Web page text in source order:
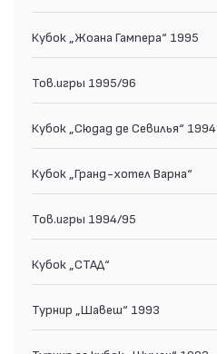
Кубок „Жоана Гампера“ 1995
Тов.игры 1995/96
Кубок „Сюдад де Севилья“ 1994
Кубок „Гранд-хотел Варна“
Тов.игры 1994/95
Кубок „СТАД“
Турнир „Шавеш“ 1993